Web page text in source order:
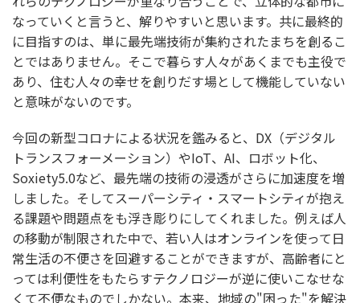
なっていくと言うと、解りやすいと思います。共に最終的
に目指すのは、単に最先端技術が集約されたまちを創るこ
とではありません。そこで暮らす人々があくまでも主役で
あり、住む人々の幸せを創りだす場として機能していない
と意味がないのです。
今回の新型コロナによる状況を鑑みると、DX（デジタル
トランスフォーメーション）やIoT、AI、ロボット化、
Soxiety5.0など、最先端の技術の浸透がさらに加速度を増
しました。そしてスーパーシティ・スマートシティが抱え
る課題や問題点をも浮き彫りにしてくれました。例えば人
の移動が制限された中で、若い人はオンラインを使って日
常生活の不便さを回避することができますが、高齢者にと
っては利便性をもたらすテクノロジーが逆に使いこなせな
くて不便なものでしかない。本来、地域の"困った"を解決